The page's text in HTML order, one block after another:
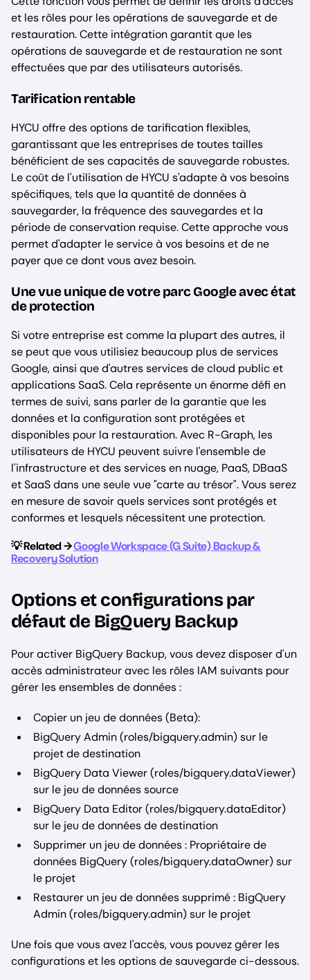
et les rôles pour les opérations de sauvegarde et de
restauration. Cette intégration garantit que les
opérations de sauvegarde et de restauration ne sont
effectuées que par des utilisateurs autorisés.
Tarification rentable
HYCU offre des options de tarification flexibles,
garantissant que les entreprises de toutes tailles
bénéficient de ses capacités de sauvegarde robustes.
Le coût de l'utilisation de HYCU s'adapte à vos besoins
spécifiques, tels que la quantité de données à
sauvegarder, la fréquence des sauvegardes et la
période de conservation requise. Cette approche vous
permet d'adapter le service à vos besoins et de ne
payer que ce dont vous avez besoin.
Une vue unique de votre parc Google avec état
de protection
Si votre entreprise est comme la plupart des autres, il
se peut que vous utilisiez beaucoup plus de services
Google, ainsi que d'autres services de cloud public et
applications SaaS. Cela représente un énorme défi en
termes de suivi, sans parler de la garantie que les
données et la configuration sont protégées et
disponibles pour la restauration. Avec R-Graph, les
utilisateurs de HYCU peuvent suivre l'ensemble de
l'infrastructure et des services en nuage, PaaS, DBaaS
et SaaS dans une seule vue "carte au trésor". Vous serez
en mesure de savoir quels services sont protégés et
conformes et lesquels nécessitent une protection.
💡 Related →Google Workspace (G Suite) Backup &
Recovery Solution
Options et configurations par
défaut de BigQuery Backup
Pour activer BigQuery Backup, vous devez disposer d'un
accès administrateur avec les rôles IAM suivants pour
gérer les ensembles de données :
Copier un jeu de données (Beta):
BigQuery Admin (roles/bigquery.admin) sur le
projet de destination
BigQuery Data Viewer (roles/bigquery.dataViewer)
sur le jeu de données source
BigQuery Data Editor (roles/bigquery.dataEditor)
sur le jeu de données de destination
Supprimer un jeu de données : Propriétaire de
données BigQuery (roles/bigquery.dataOwner) sur
le projet
Restaurer un jeu de données supprimé : BigQuery
Admin (roles/bigquery.admin) sur le projet
Une fois que vous avez l'accès, vous pouvez gérer les
configurations et les options de sauvegarde ci-dessous.